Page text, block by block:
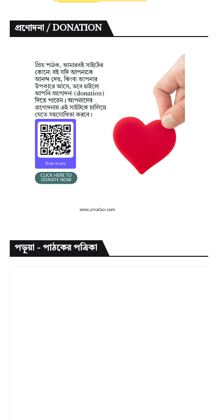
প্রণোদনা / DONATION
পড়ুয়া - পাঠকের পত্রিকা